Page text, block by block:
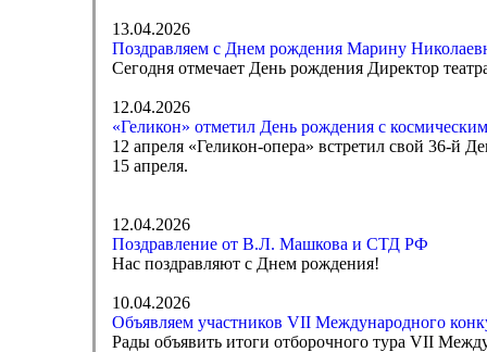
13.04.2026
Поздравляем с Днем рождения Марину
Сегодня отмечает День рождения Директор
12.04.2026
«Геликон» отметил День рождения с
12 апреля «Геликон-опера» встретил свой 36-й
15 апреля.
12.04.2026
Поздравление от В.Л. Машкова и СТД РФ
Нас поздравляют с Днем рождения!
10.04.2026
Объявляем участников VII Международного
Рады объявить итоги отборочного тура VII